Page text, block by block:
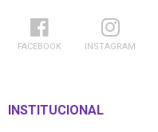
FACEBOOK INSTAGRAM
INSTITUCIONAL